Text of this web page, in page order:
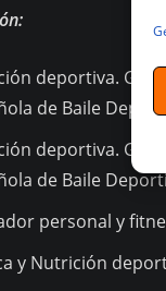
deportiva.
de Baile
deportiva.
de Baile
personal y
y Nutrición